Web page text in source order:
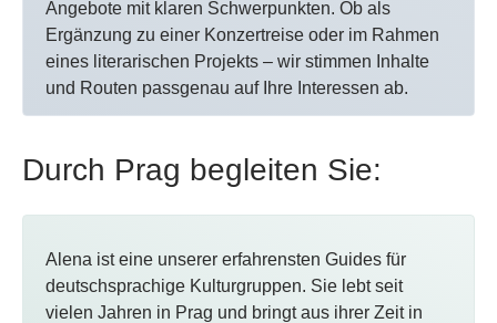
Angebote mit klaren Schwerpunkten. Ob als
Ergänzung zu einer Konzertreise oder im Rahmen
eines literarischen Projekts – wir stimmen Inhalte
und Routen passgenau auf Ihre Interessen ab.
Durch Prag begleiten Sie:
Alena ist eine unserer erfahrensten Guides für
deutschsprachige Kulturgruppen. Sie lebt seit
vielen Jahren in Prag und bringt aus ihrer Zeit in